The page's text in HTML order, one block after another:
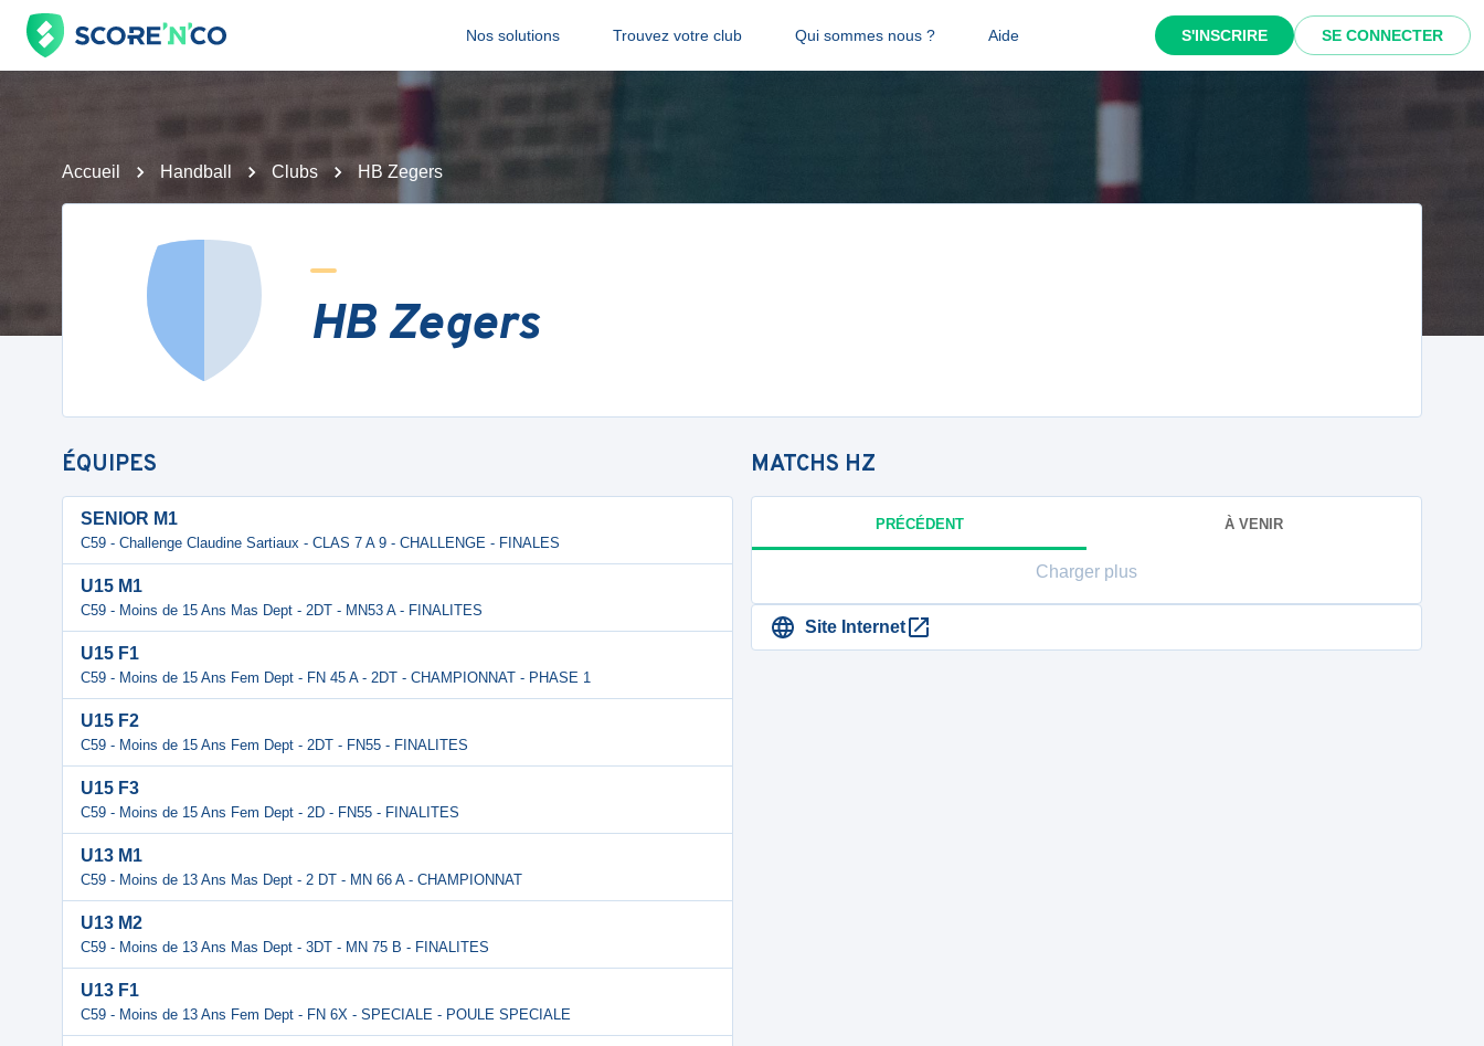
Nos solutions Trouvez votre club Qui sommes nous ? Aide S'INSCRIRE SE CONNECTER
Accueil Handball Clubs HB Zegers
HB Zegers
ÉQUIPES
SENIOR M1
C59 - Challenge Claudine Sartiaux - CLAS 7 A 9 - CHALLENGE - FINALES
U15 M1
C59 - Moins de 15 Ans Mas Dept - 2DT - MN53 A - FINALITES
U15 F1
C59 - Moins de 15 Ans Fem Dept - FN 45 A - 2DT - CHAMPIONNAT - PHASE 1
U15 F2
C59 - Moins de 15 Ans Fem Dept - 2DT - FN55 - FINALITES
U15 F3
C59 - Moins de 15 Ans Fem Dept - 2D - FN55 - FINALITES
U13 M1
C59 - Moins de 13 Ans Mas Dept - 2 DT - MN 66 A - CHAMPIONNAT
U13 M2
C59 - Moins de 13 Ans Mas Dept - 3DT - MN 75 B - FINALITES
U13 F1
C59 - Moins de 13 Ans Fem Dept - FN 6X - SPECIALE - POULE SPECIALE
MATCHS HZ
PRÉCÉDENT À VENIR
Charger plus
Site Internet